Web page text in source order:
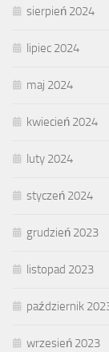
sierpień 2024
lipiec 2024
maj 2024
kwiecień 2024
luty 2024
styczeń 2024
grudzień 2023
listopad 2023
październik
wrzesień 2023